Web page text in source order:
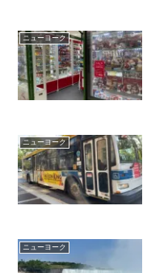
ニューヨーク
ニューヨーク
ニューヨーク